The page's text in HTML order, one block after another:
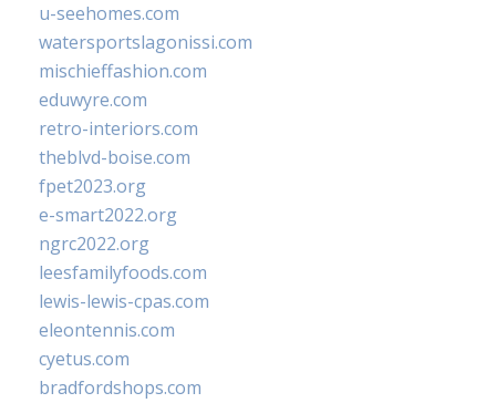
u-seehomes.com
watersportslagonissi.com
mischieffashion.com
eduwyre.com
retro-interiors.com
theblvd-boise.com
fpet2023.org
e-smart2022.org
ngrc2022.org
leesfamilyfoods.com
lewis-lewis-cpas.com
eleontennis.com
cyetus.com
bradfordshops.com